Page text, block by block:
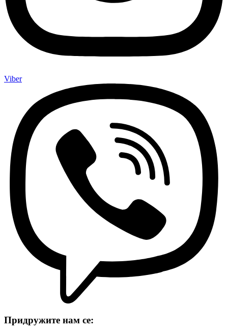
Viber
Придружите нам се: